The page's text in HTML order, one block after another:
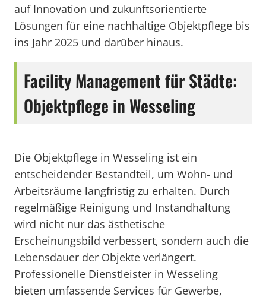
auf Innovation und zukunftsorientierte
Lösungen für eine nachhaltige Objektpflege bis
ins Jahr 2025 und darüber hinaus.
Facility Management für Städte:
Objektpflege in Wesseling
Die Objektpflege in Wesseling ist ein
entscheidender Bestandteil, um Wohn- und
Arbeitsräume langfristig zu erhalten. Durch
regelmäßige Reinigung und Instandhaltung
wird nicht nur das ästhetische
Erscheinungsbild verbessert, sondern auch die
Lebensdauer der Objekte verlängert.
Professionelle Dienstleister in Wesseling
bieten umfassende Services für Gewerbe,